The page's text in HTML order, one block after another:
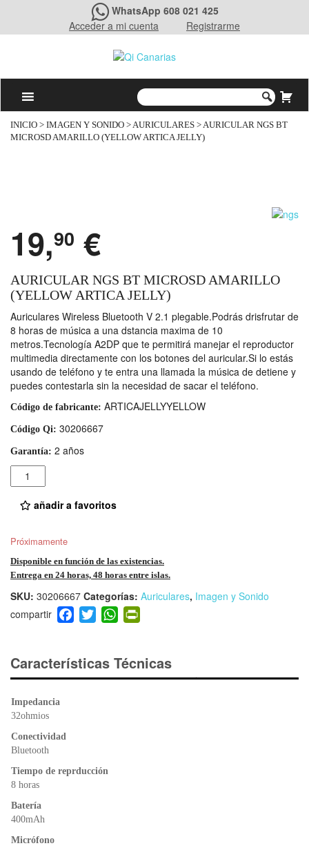
WhatsApp 608 021 425
Acceder a mi cuenta
Registrarme
INICIO > IMAGEN Y SONIDO >AURICULARES > AURICULAR NGS BT
MICROSD AMARILLO (YELLOW ARTICA JELLY)
19,90 €
AURICULAR NGS BT MICROSD AMARILLO
(YELLOW ARTICA JELLY)
Auriculares Wireless Bluetooth V 2.1 plegable.Podrás drisfrutar de
8 horas de música a una dstancia maxima de 10
metros.Tecnología A2DP que te permitirá manejar el reproductor
multimedia directamente con los botones del auricular.Si lo estás
usando de teléfono y te entra una llamada la música de detiene y
puedes contestarla sin la necesidad de sacar el teléfono.
Código de fabricante: ARTICAJELLYYELLOW
Código Qi: 30206667
Garantía: 2 años
Cantidad
añadir a favoritos
Próximamente
Disponible en función de las existencias.
Entrega en 24 horas, 48 horas entre islas.
SKU: 30206667 Categorías: Auriculares, Imagen y Sonido
F
a
e
b
T
wi
er
W
h
s
A
ri
e
Características Técnicas
Impedancia
32ohmios
Conectividad
Bluetooth
Tiempo de reprducción
8 horas
Batería
400mAh
Micrófono